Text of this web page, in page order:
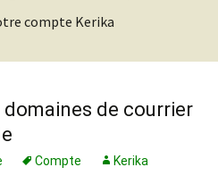
compte Kerika
de courrier
Compte Kerika